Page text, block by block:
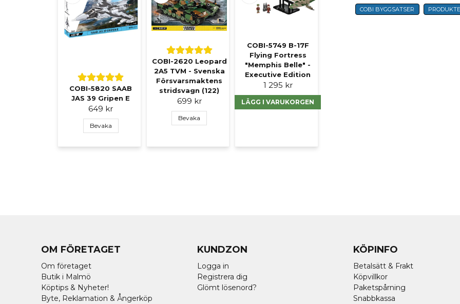
Namn
COBI-5820 SAAB
JAS 39 Gripen E
649 kr
Bevaka
COBI-2620 Leopard
2A5 TVM - Svenska
Försvarsmaktens
stridsvagn (122)
699 kr
Bevaka
COBI-5749 B-17F
Flying Fortress
"Memphis Belle" -
Executive Edition
1 295 kr
LÄGG I VARUKORGEN
COBI BYGGSATSER
OM FÖRETAGET
Om företaget
Butik i Malmö
Köptips & Nyheter!
Byte, Reklamation & Ångerköp
KUNDZON
Logga in
Registrera dig
Glömt lösenord?
KÖPINFO
Betalsätt & Frakt
Köpvillkor
Paketspårning
Snabbkassa